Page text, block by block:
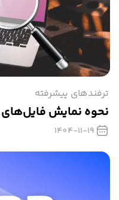
ترفندهای پیشرفته
نحوه نمایش
1404-11-19